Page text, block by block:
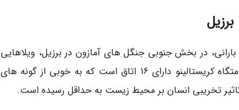
در بخش جنوبی جنگل های آمازون در برزیل، ویلاهایی
طراحی شده اند که با محیط زیست سازگاری کامل دارند. اقامتگاه کریستالینو دارای 16 اتاق است که به خوبی از گونه های
تخریبی انسان بر محیط زیست به حداقل رسیده است.